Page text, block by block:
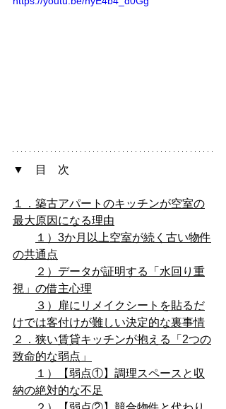
▼　目　次
１．築古アパートのキッチンが空室の
最大原因になる理由
１）3か月以上空室が続く古い物件
の共通点
２）データが証明する「水回り重
視」の借主心理
３）扉にリメイクシートを貼るだ
けでは客付けが難しい決定的な裏事情
２．狭い賃貸キッチンが抱える「2つの
致命的な弱点」
１）【弱点①】調理スペースと収
納の絶対的な不足